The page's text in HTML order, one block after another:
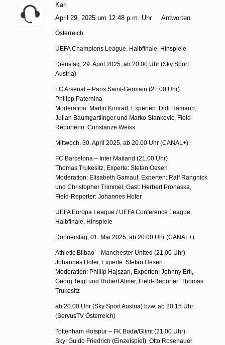
Karl
April 29, 2025 um 12:48 p.m. Uhr
Antworten
Österreich
UEFA Champions League, Halbfinale, Hinspiele
Dienstag, 29. April 2025, ab 20.00 Uhr (Sky Sport
Austria)
FC Arsenal – Paris Saint-Germain (21.00 Uhr)
Philipp Paternina
Moderation: Martin Konrad, Experten: Didi Hamann,
Julian Baumgartlinger und Marko Stankovic, Field-
Reporterin: Constanze Weiss
Mittwoch, 30. April 2025, ab 20.00 Uhr (CANAL+)
FC Barcelona – Inter Mailand (21.00 Uhr)
Thomas Trukesitz, Experte: Stefan Oesen
Moderation: Elisabeth Gamauf, Experten: Ralf Rangnick
und Christopher Trimmel, Gast: Herbert Prohaska,
Field-Reporter: Johannes Hofer
UEFA Europa League / UEFA Conference League,
Halbfinale, Hinspiele
Donnerstag, 01. Mai 2025, ab 20.00 Uhr (CANAL+)
Athletic Bilbao – Manchester United (21.00 Uhr)
Johannes Hofer, Experte: Stefan Oesen
Moderation: Phillip Hajszan, Experten: Johnny Ertl,
Georg Teigl und Robert Almer, Field-Reporter: Thomas
Trukesitz
ab 20.00 Uhr (Sky Sport Austria) bzw. ab 20.15 Uhr
(ServusTV Österreich)
Tottenham Hotspur – FK Bodø/Glimt (21.00 Uhr)
Sky: Guido Friedrich (Einzelspiel), Otto Rosenauer